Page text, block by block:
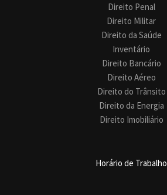
Direito Penal
Direito Militar
Direito da Saúde
Inventário
Direito Bancário
Direito Aéreo
Direito do Trânsito
Direito da Energia
Direito Imobiliário
Horário de Trabalho